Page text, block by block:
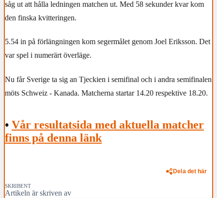
såg ut att hålla ledningen matchen ut. Med 58 sekunder kvar kom
den finska kvitteringen.
5.54 in på förlängningen kom segermålet genom Joel Eriksson. Det
var spel i numerärt överläge.
Nu får Sverige ta sig an Tjeckien i semifinal och i andra semifinalen
möts Schweiz - Kanada. Matcherna startar 14.20 respektive 18.20.
• Vår resultatsida med aktuella matcher
finns på denna länk
Dela det här
SKRIBENT
Artikeln är skriven av